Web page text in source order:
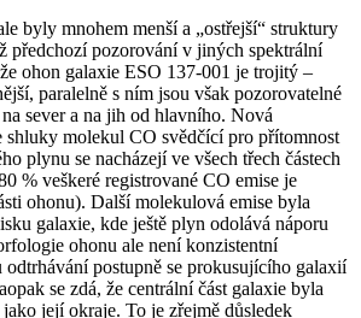
byly mnohem menší a „ostřejší“ struktury
předchozí pozorování v jiných spektrální
ohon galaxie ESO 137-001 je trojitý –
paralelně s ním jsou však pozorovatelné
sever a na jih od hlavního. Nová
shluky molekul CO svědčící pro přítomnost
plynu se nacházejí ve všech třech částech
% veškeré registrované CO emise je
ohonu). Další molekulová emise byla
galaxie, kde ještě plyn odolává náporu
ohonu ale není konzistentní
odtrhávání postupně se prokusujícího galaxií
se zdá, že centrální část galaxie byla
jako její okraje. To je zřejmě důsledek